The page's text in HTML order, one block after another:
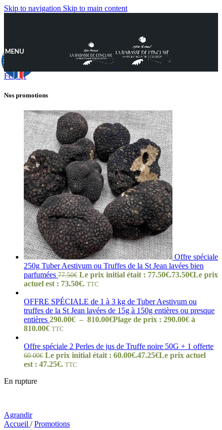
Skip to navigation Skip to main content
MENU
Fermer
Nos promotions
Offre spéciale
250g Tuber Aestivum ou Truffes de la St Jean lavées bien
parfumées 77.50€ Le prix initial était : 77.50€.73.50€Le prix
actuel est : 73.50€. TTC
OFFRE SPÉCIALE de 1 à 3 kg de Tuber Aestivum ou
truffes de la St Jean lavées de 15g à 150g entières ou presque
entières 290.00€ – 810.00€Plage de prix : 290.00€ à
810.00€ TTC
Offre spéciale 2 Perles de jus de Truffe noire 50G + 1 offerte
60.00€ Le prix initial était : 60.00€.47.25€Le prix actuel
est : 47.25€. TTC
En rupture
Agrandir
Accueil / Promotions